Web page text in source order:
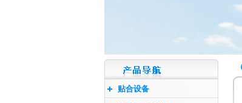
贴合设备